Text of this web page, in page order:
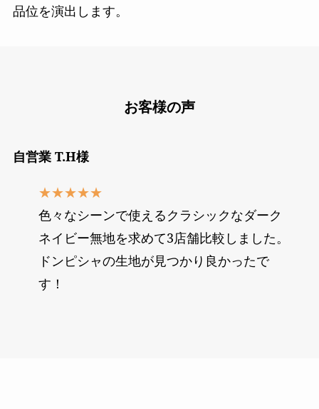
品位を演出します。
お客様の声
自営業 T.H様
★★★★★
色々なシーンで使えるクラシックなダーク
ネイビー無地を求めて3店舗比較しました。
ドンピシャの生地が見つかり良かったで
す！